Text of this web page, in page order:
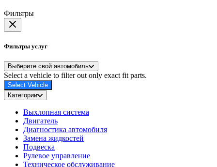
Фильтры
Фильтры услуг
Выберите свой автомобиль
Select a vehicle to filter out only exact fit parts.
Select Vehicle
Категории
Выхлопная система
Двигатель
Диагностика автомобиля
Замена жидкостей
Подвеска
Рулевое управление
Техническое обслуживание